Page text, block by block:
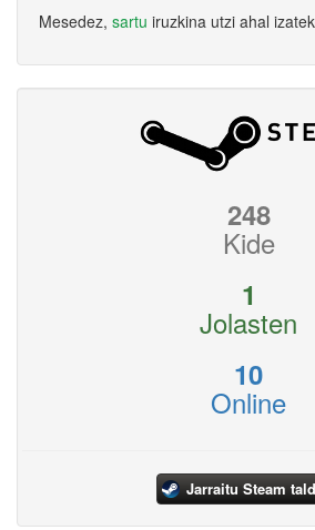
Mesedez, sartu iruzkina utzi ahal
248
Kide
1
Jolasten
10
Online
Jarraitu Steam